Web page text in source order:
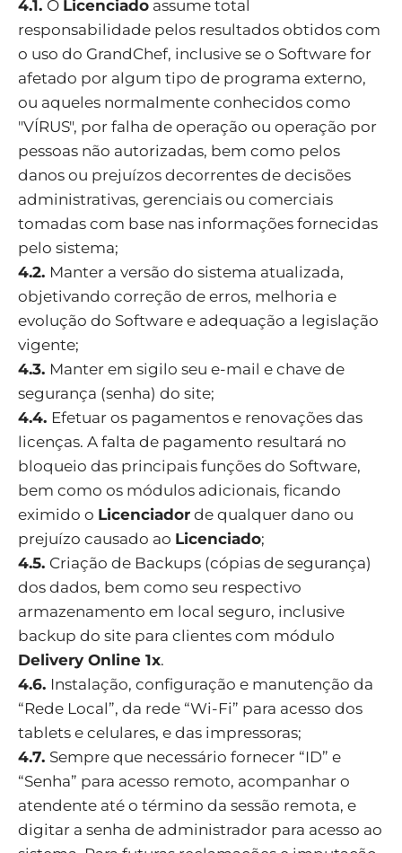
4.1. O Licenciado assume total
responsabilidade pelos resultados obtidos com
o uso do GrandChef, inclusive se o Software for
afetado por algum tipo de programa externo,
ou aqueles normalmente conhecidos como
"VÍRUS", por falha de operação ou operação por
pessoas não autorizadas, bem como pelos
danos ou prejuízos decorrentes de decisões
administrativas, gerenciais ou comerciais
tomadas com base nas informações fornecidas
pelo sistema;
4.2. Manter a versão do sistema atualizada,
objetivando correção de erros, melhoria e
evolução do Software e adequação a legislação
vigente;
4.3. Manter em sigilo seu e-mail e chave de
segurança (senha) do site;
4.4. Efetuar os pagamentos e renovações das
licenças. A falta de pagamento resultará no
bloqueio das principais funções do Software,
bem como os módulos adicionais, ficando
eximido o Licenciador de qualquer dano ou
prejuízo causado ao Licenciado;
4.5. Criação de Backups (cópias de segurança)
dos dados, bem como seu respectivo
armazenamento em local seguro, inclusive
backup do site para clientes com módulo
Delivery Online 1x.
4.6. Instalação, configuração e manutenção da
“Rede Local”, da rede “Wi-Fi” para acesso dos
tablets e celulares, e das impressoras;
4.7. Sempre que necessário fornecer “ID” e
“Senha” para acesso remoto, acompanhar o
atendente até o término da sessão remota, e
digitar a senha de administrador para acesso ao